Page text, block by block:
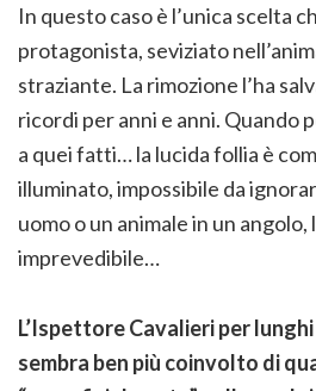
In questo caso è l’unica scelta
protagonista, seviziato
straziante. La rimozione l’ha
ricordi per anni e anni. Quando
a quei fatti… la lucida follia è
illuminato, impossibile da
uomo o un animale in un angolo,
imprevedibile…
L’Ispettore Cavalieri per
sembra ben più coinvolto di